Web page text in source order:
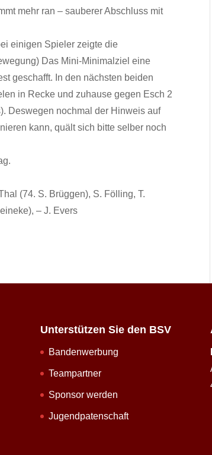
mehr ran – sauberer Abschluss mit
einigen Spieler zeigte die
Das Mini-Minimalziel eine
geschafft. In den nächsten beiden
in Recke und zuhause gegen Esch 2
Deswegen nochmal der Hinweis auf
kann, quält sich bitte selber noch
(74. S. Brüggen), S. Fölling, T.
– J. Evers
Unterstützen Sie den BSV
Bandenwerbung
Teampartner
Sponsor werden
Jugendpatenschaft